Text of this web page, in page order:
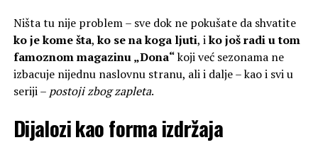
Ništa tu nije problem – sve dok ne pokušate da shvatite
ko je kome šta,ko se na koga ljuti, iko još radi u tom
famoznom magazinu „Dona“koji već sezonama ne
izbacuje nijednu naslovnu stranu, ali i dalje – kao i svi u
seriji – postoji zbog zapleta.
Dijalozi kao forma izdržaja